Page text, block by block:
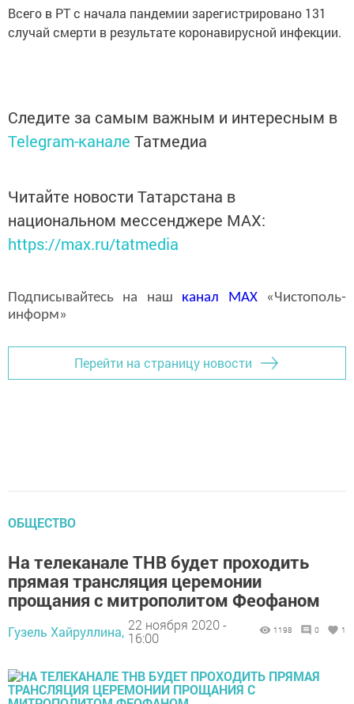
Всего в РТ с начала пандемии зарегистрировано 131
случай смерти в результате коронавирусной инфекции.
Следите за самым важным и интересным в
Telegram-канале Татмедиа
Читайте новости Татарстана в
национальном мессенджере MАХ:
https://max.ru/tatmedia
Подписывайтесь на наш канал MAX«Чистополь-
информ»
Перейти на страницу новости
ОБЩЕСТВО
На телеканале ТНВ будет проходить
прямая трансляция церемонии
прощания с митрополитом Феофаном
Гузель Хайруллина, 22 ноября 2020 -
16:00
1198 0 1